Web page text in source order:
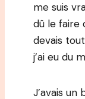
me suis
dû le faire
devais
j’ai eu du
J’avais un